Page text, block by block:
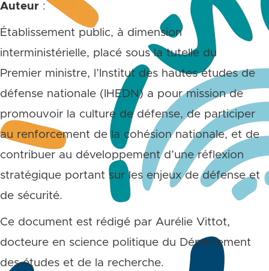
Auteur :
Établissement public, à dimension
interministérielle, placé sous la tutelle du
Premier ministre, l’Institut des hautes études de
défense nationale (IHEDN) a pour mission de
promouvoir la culture de défense, de participer
au renforcement de la cohésion nationale, et de
contribuer au développement d’une réflexion
stratégique portant sur les enjeux de défense et
de sécurité.
Ce document est rédigé par Aurélie Vittot,
docteure en science politique du Département
des études et de la recherche.